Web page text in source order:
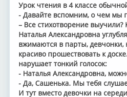
Урок чтения в 4 классе
- Давайте вспомним, о чем мы
– Все стихотворение
Наталья Александровна
вжимаются в парты, девчонки,
красиво прошествовать к
нарушает тонкий голосок:
- Наталья Александровна,
- Да, Сашенька. Мы тебя
И тут вместо девочки на